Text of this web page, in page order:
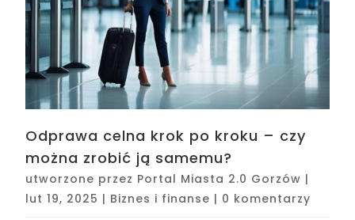
Odprawa celna krok po kroku – czy
można zrobić ją samemu?
utworzone przez Portal Miasta 2.0 Gorzów |
lut 19, 2025 | Biznes i finanse | 0 komentarzy